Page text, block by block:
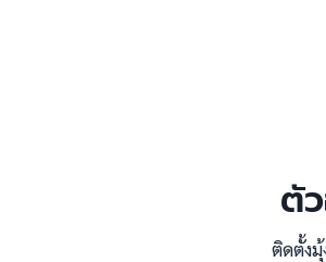
ตั
ติดตั้ง